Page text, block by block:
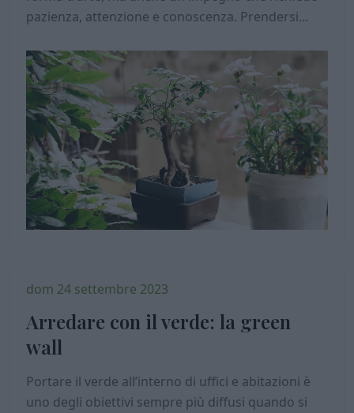
pazienza, attenzione e conoscenza. Prendersi...
dom 24 settembre 2023
Arredare con il verde: la green
wall
Portare il verde all’interno di uffici e abitazioni è
uno degli obiettivi sempre più diffusi quando si